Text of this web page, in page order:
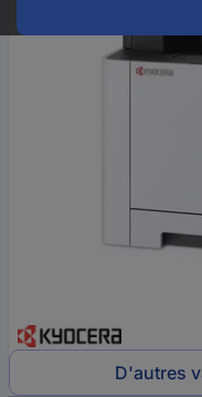
D'autres